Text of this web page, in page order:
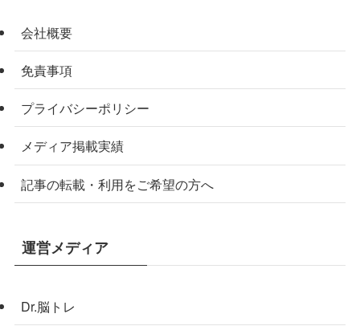
会社概要
免責事項
プライバシーポリシー
メディア掲載実績
記事の転載・利用をご希望の方へ
運営メディア
Dr.脳トレ